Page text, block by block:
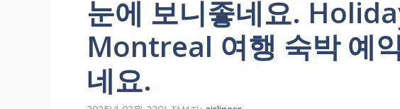
눈에 보니좋네요.
Montreal 여행 숙박 예
네요.